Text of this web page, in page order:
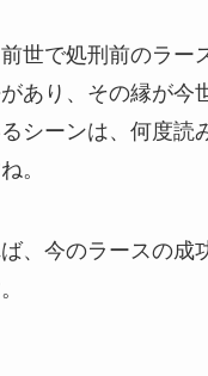
世で処刑前のラー
あり、その縁が今
シーンは、何度読
。
、今のラースの成